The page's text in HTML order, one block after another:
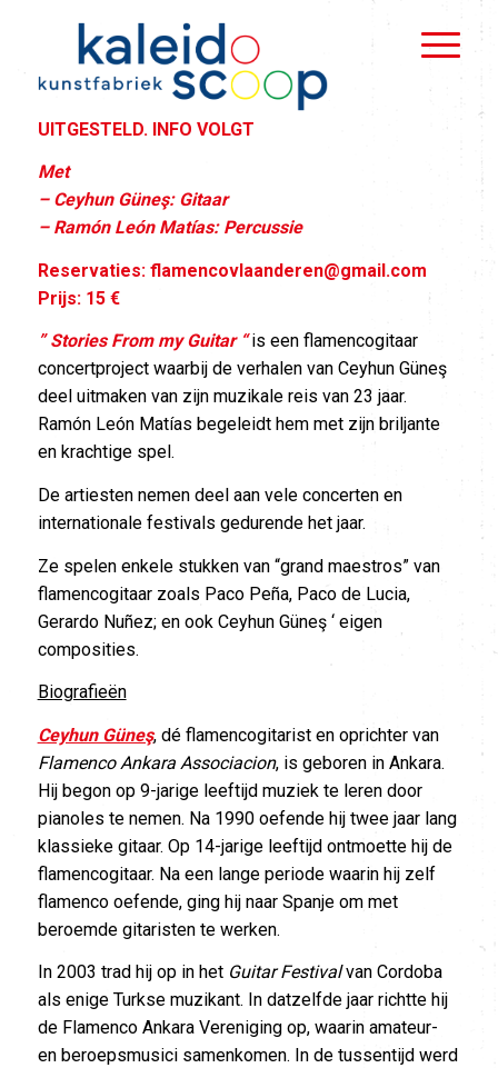
UITGESTELD. INFO VOLGT
Met
– Ceyhun Güneş: Gitaar
– Ramón León Matías: Percussie
Reservaties: flamencovlaanderen@gmail.com
Prijs: 15 €
” Stories From my Guitar “is een flamencogitaar
concertproject waarbij de verhalen van Ceyhun Güneş
deel uitmaken van zijn muzikale reis van 23 jaar.
Ramón León Matías begeleidt hem met zijn briljante
en krachtige spel.
De artiesten nemen deel aan vele concerten en
internationale festivals gedurende het jaar.
Ze spelen enkele stukken van “grand maestros” van
flamencogitaar zoals Paco Peña, Paco de Lucia,
Gerardo Nuñez; en ook Ceyhun Güneş ‘ eigen
composities.
Biografieën
Ceyhun Güneş, dé flamencogitarist en oprichter van
Flamenco Ankara Associacion, is geboren in Ankara.
Hij begon op 9-jarige leeftijd muziek te leren door
pianoles te nemen. Na 1990 oefende hij twee jaar lang
klassieke gitaar. Op 14-jarige leeftijd ontmoette hij de
flamencogitaar. Na een lange periode waarin hij zelf
flamenco oefende, ging hij naar Spanje om met
beroemde gitaristen te werken.
In 2003 trad hij op in het Guitar Festivalvan Cordoba
als enige Turkse muzikant. In datzelfde jaar richtte hij
de Flamenco Ankara Vereniging op, waarin amateur-
en beroepsmusici samenkomen. In de tussentijd werd